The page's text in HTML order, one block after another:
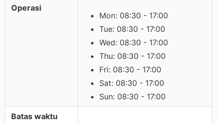
Operasi
Mon: 08:30 - 17:00
Tue: 08:30 - 17:00
Wed: 08:30 - 17:00
Thu: 08:30 - 17:00
Fri: 08:30 - 17:00
Sat: 08:30 - 17:00
Sun: 08:30 - 17:00
Batas waktu